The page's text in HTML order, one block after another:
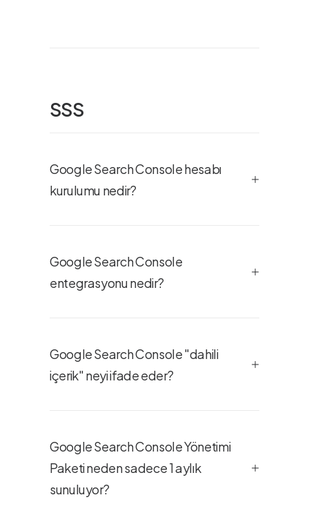
SSS
Google Search Console hesabı
kurulumu nedir?
Google Search Console
entegrasyonu nedir?
Google Search Console "dahili
içerik" neyi ifade eder?
Google Search Console Yönetimi
Paketi neden sadece 1 aylık
sunuluyor?